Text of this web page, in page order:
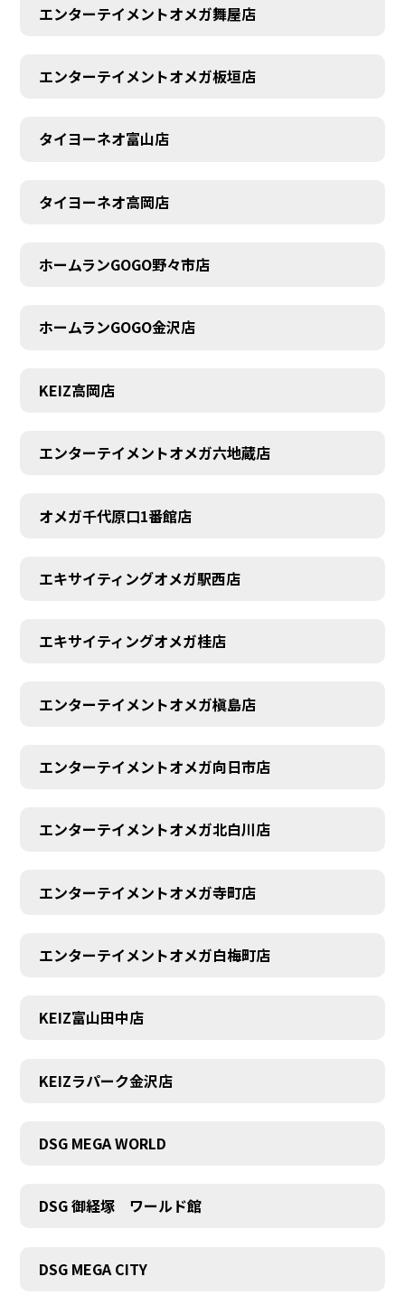
エンターテイメントオメガ舞屋店
エンターテイメントオメガ板垣店
タイヨーネオ富山店
タイヨーネオ高岡店
ホームランGOGO野々市店
ホームランGOGO金沢店
KEIZ高岡店
エンターテイメントオメガ六地蔵店
オメガ千代原口1番館店
エキサイティングオメガ駅西店
エキサイティングオメガ桂店
エンターテイメントオメガ槇島店
エンターテイメントオメガ向日市店
エンターテイメントオメガ北白川店
エンターテイメントオメガ寺町店
エンターテイメントオメガ白梅町店
KEIZ富山田中店
KEIZラパーク金沢店
DSG MEGA WORLD
DSG 御経塚 ワールド館
DSG MEGA CITY